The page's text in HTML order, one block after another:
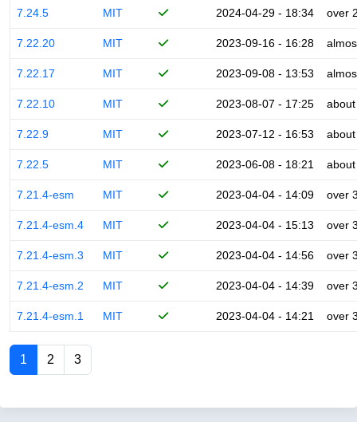
7.24.5 MIT 2024-04-29 - 18:34 over
7.22.20 MIT 2023-09-16 - 16:28
7.22.17 MIT 2023-09-08 - 13:53
7.22.10 MIT 2023-08-07 - 17:25
7.22.9 MIT 2023-07-12 - 16:53
7.22.5 MIT 2023-06-08 - 18:21
7.21.4-esm MIT 2023-04-04 - 14:09 over
7.21.4-esm.4 MIT 2023-04-04 - 15:13 over
7.21.4-esm.3 MIT 2023-04-04 - 14:56 over
7.21.4-esm.2 MIT 2023-04-04 - 14:39 over
7.21.4-esm.1 MIT 2023-04-04 - 14:21 over
1 2 3